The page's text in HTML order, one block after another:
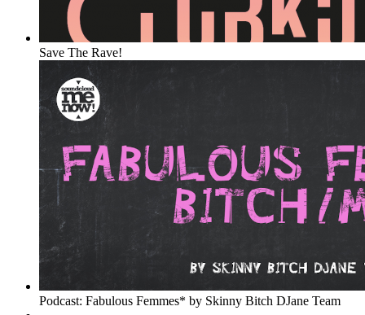
Save The Rave!
Podcast: Fabulous Femmes* by Skinny Bitch DJane Team